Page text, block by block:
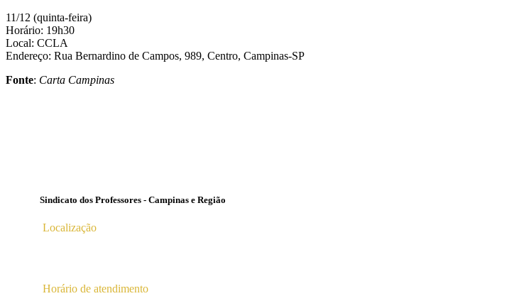
11/12 (quinta-feira)
Horário: 19h30
Local: CCLA
Endereço: Rua Bernardino de Campos, 989, Centro, Campinas-SP
Fonte: Carta Campinas
Sindicato dos Professores - Campinas e Região
Localização
Horário de atendimento